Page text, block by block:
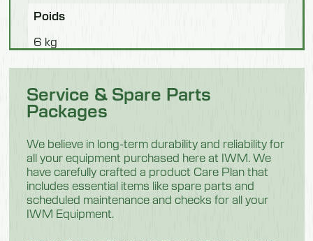
Poids
6 kg
Caractéristiques
Poids
8,5 kg
Modèle 520301
Service & Spare Parts
Packages
We believe in long-term durability and reliability for
all your equipment purchased here at IWM. We
have carefully crafted a product Care Plan that
includes essential items like spare parts and
scheduled maintenance and checks for all your
IWM Equipment.